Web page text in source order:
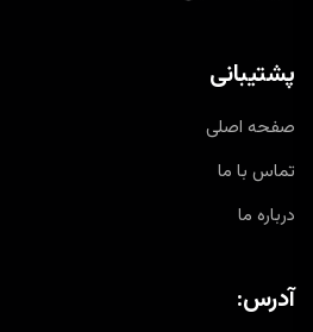
پشتیبانی
صفحه اصلی
تماس با ما
درباره ما
آدرس: